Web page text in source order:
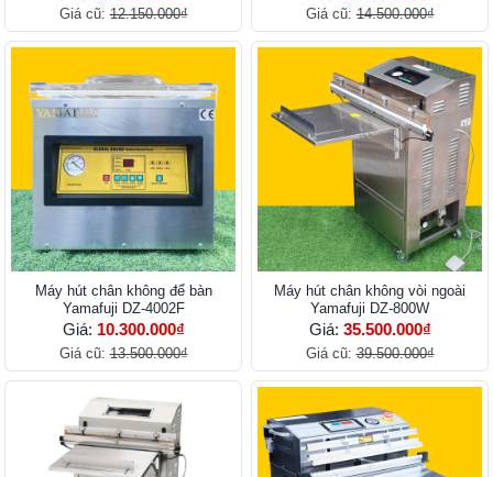
Giá cũ:12.150.000₫ Giá cũ:14.500.000₫
Máy hút chân không để bàn
Yamafuji DZ-4002F
Giá: 10.300.000₫
Giá cũ:13.500.000₫
Máy hút chân không vòi ngoài
Yamafuji DZ-800W
Giá: 35.500.000₫
Giá cũ:39.500.000₫